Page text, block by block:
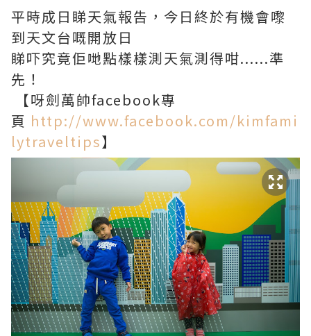
平時成日睇天氣報告，今日終於有機會嚟
到天文台嘅開放日
睇吓究竟佢哋點樣樣測天氣測得咁......準
先！
【呀劍萬帥facebook專
頁 http://www.facebook.com/kimfami
lytraveltips】